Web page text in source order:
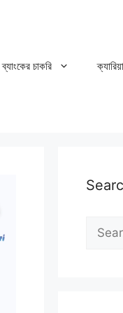
ব্যাংকের চাকরি
Search
for: